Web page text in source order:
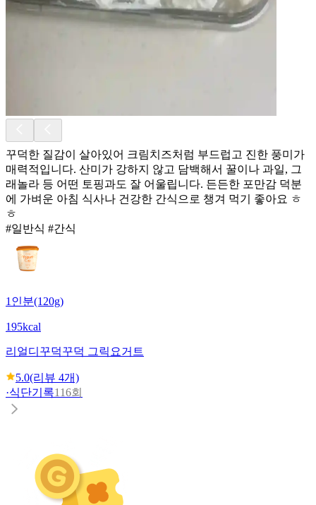
꾸덕한 질감이 살아있어 크림치즈처럼 부드럽고 진한 풍미가
매력적입니다. 산미가 강하지 않고 담백해서 꿀이나 과일, 그
래놀라 등 어떤 토핑과도 잘 어울립니다. 든든한 포만감 덕분
에 가벼운 아침 식사나 건강한 간식으로 챙겨 먹기 좋아요 ㅎ
ㅎ
#일반식 #간식
1인분(120g)
195kcal
리얼디 꾸덕꾸덕 그릭요거트
5.0(리뷰 4개)
·식단기록116회